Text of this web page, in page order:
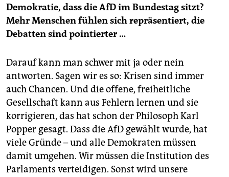
Demokratie, dass die AfD im Bundestag sitzt?
Mehr Menschen fühlen sich repräsentiert, die
Debatten sind pointierter …
Darauf kann man schwer mit ja oder nein
antworten. Sagen wir es so: Krisen sind immer
auch Chancen. Und die offene, freiheitliche
Gesellschaft kann aus Fehlern lernen und sie
korrigieren, das hat schon der Philosoph Karl
Popper gesagt. Dass die AfD gewählt wurde, hat
viele Gründe – und alle Demokraten müssen
damit umgehen. Wir müssen die Institution des
Parlaments verteidigen. Sonst wird unsere